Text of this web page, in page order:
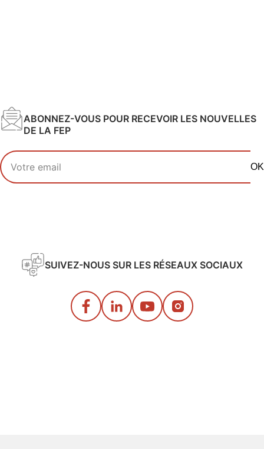
ABONNEZ-VOUS POUR RECEVOIR LES NOUVELLES
DE LA FEP
Votre adresse email
OK
SUIVEZ-NOUS SUR LES RÉSEAUX SOCIAUX